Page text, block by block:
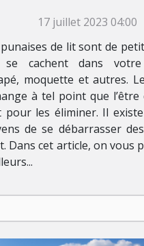
17 juillet 2023 04:00
de lit sont de
cachent dans votre
moquette et autres.
à tel point que
pour les éliminer. Il
de se débarrasser
Dans cet article, on vous